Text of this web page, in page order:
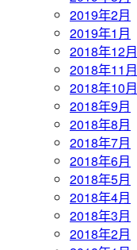
2019年2月
2019年1月
2018年12月
2018年11月
2018年10月
2018年9月
2018年8月
2018年7月
2018年6月
2018年5月
2018年4月
2018年3月
2018年2月